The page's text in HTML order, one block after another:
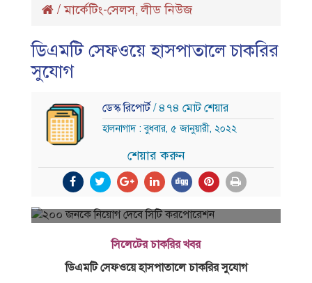
/মার্কেটিং-সেলস,লীড নিউজ
ডিএমটি সেফওয়ে হাসপাতালে চাকরির
সুযোগ
ডেস্ক রিপোর্ট/ ৪৭৪ মোট শেয়ার
হালনাগাদ : বুধবার, ৫ জানুয়ারী, ২০২২
শেয়ার করুন
সিলেটের চাকরির খবর
ডিএমটি সেফওয়ে হাসপাতালে চাকরির সুযোগ